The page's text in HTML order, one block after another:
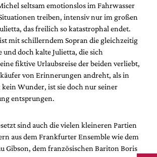
seltsam emotionslos im Fahrwasser
treiben, intensiv nur im großen
das freilich so katastrophal endet.
mit schillerndem Sopran die gleichzeitig
und doch kalte Julietta, die sich
fiktive Urlaubsreise der beiden verliebt,
von Erinnerungen andreht, als in
kein Wunder, ist sie doch nur seiner
entsprungen.
sind auch die vielen kleineren Partien
aus dem Frankfurter Ensemble wie dem
Gibson, dem französischen Bariton Boris